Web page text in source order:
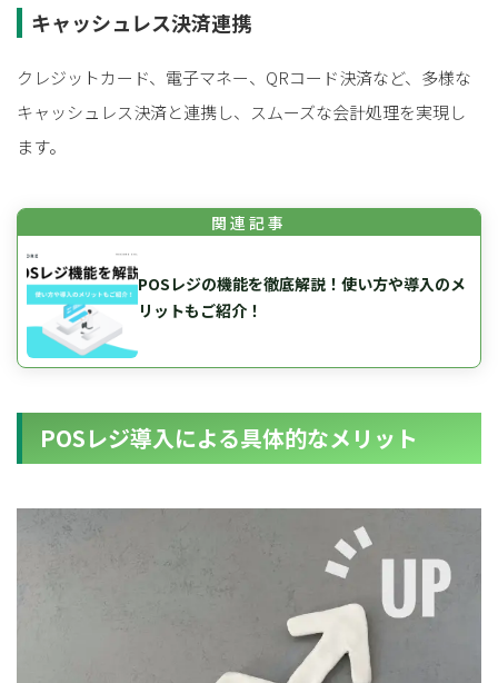
キャッシュレス決済連携
クレジットカード、電子マネー、QRコード決済など、多様な
キャッシュレス決済と連携し、スムーズな会計処理を実現し
ます。
POSレジの機能を徹底解説！使い方や導入のメ
リットもご紹介！
POSレジ導入による具体的なメリット